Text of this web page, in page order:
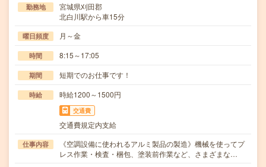
勤務地
宮城県刈田郡
北白川駅から車15分
曜日頻度 月～金
時間 8:15～17:05
期間 短期でのお仕事です！
時給 時給1200～1500円
交通費
交通費規定内支給
仕事内容
《空調設備に使われるアルミ製品の製造》機械を使ってプ
レス作業・検査・梱包、塗装前作業など、さまざまな…